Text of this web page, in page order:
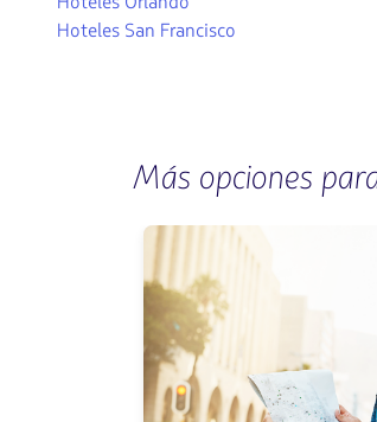
Hoteles San Francisco
Más opciones